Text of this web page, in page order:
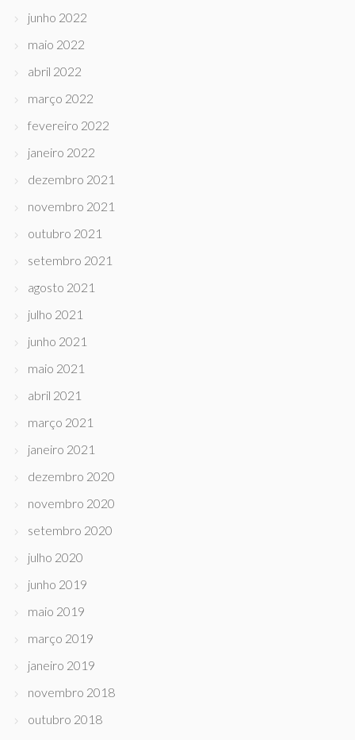
junho 2022
maio 2022
abril 2022
março 2022
fevereiro 2022
janeiro 2022
dezembro 2021
novembro 2021
outubro 2021
setembro 2021
agosto 2021
julho 2021
junho 2021
maio 2021
abril 2021
março 2021
janeiro 2021
dezembro 2020
novembro 2020
setembro 2020
julho 2020
junho 2019
maio 2019
março 2019
janeiro 2019
novembro 2018
outubro 2018